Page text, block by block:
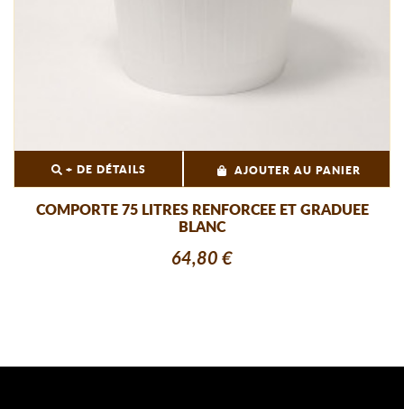
+ DE DÉTAILS AJOUTER AU PANIER
COMPORTE 75 LITRES RENFORCEE ET GRADUEE
BLANC
64,80 €